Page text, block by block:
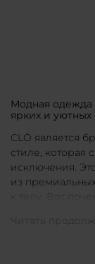
Модная одежда
ярких и уютных
CLÓ является
стиле, которая
исключения.
из
к телу. Вот